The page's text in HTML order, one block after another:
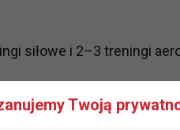
siłowe i 2–3 treningi
Twoją